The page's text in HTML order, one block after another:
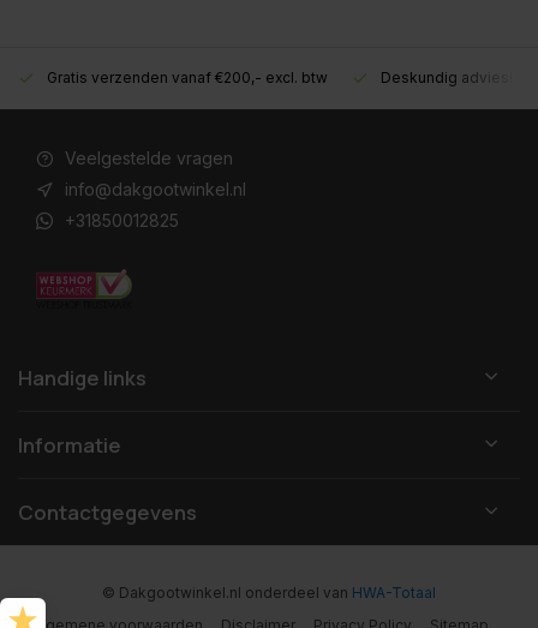
Gratis verzenden vanaf €200,- excl. btw Deskundig advies!
Veelgestelde vragen
info@dakgootwinkel.nl
+31850012825
Handige links
Informatie
Contactgegevens
© Dakgootwinkel.nl onderdeel van HWA-Totaal